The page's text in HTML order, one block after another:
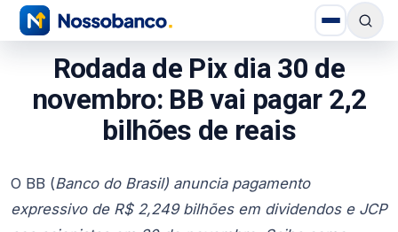
Rodada de Pix dia 30 de
novembro: BB vai pagar 2,2
bilhões de reais
O BB (Banco do Brasil) anuncia pagamento
expressivo de R$ 2,249 bilhões em dividendos e JCP